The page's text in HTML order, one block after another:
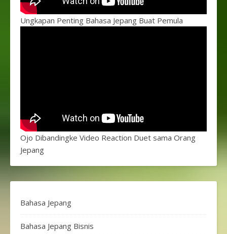
Ungkapan Penting Bahasa Jepang Buat Pemula
Ojo Dibandingke Video Reaction Duet sama Orang
Jepang
Bahasa Jepang
Bahasa Jepang Bisnis